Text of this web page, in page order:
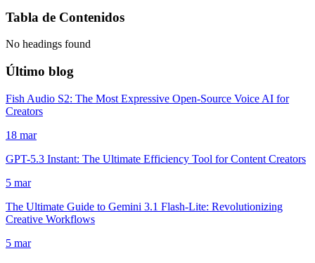
Tabla de Contenidos
No headings found
Último blog
Fish Audio S2: The Most Expressive Open-Source Voice AI for
Creators
18 mar
GPT-5.3 Instant: The Ultimate Efficiency Tool for Content Creators
5 mar
The Ultimate Guide to Gemini 3.1 Flash-Lite: Revolutionizing
Creative Workflows
5 mar